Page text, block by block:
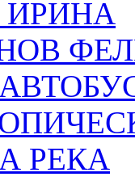
ИРИНА
РЕКА